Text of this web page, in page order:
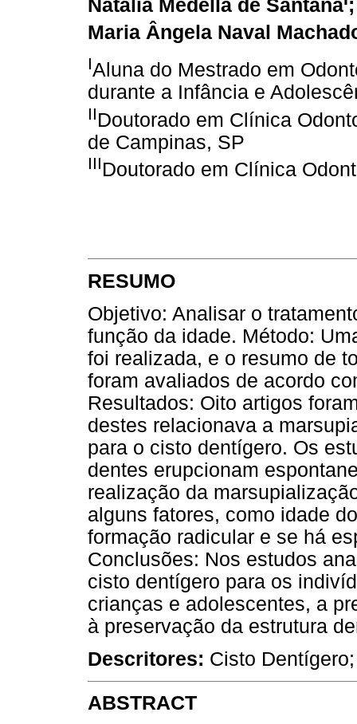
Natália Medella de Santana
Maria Ângela Naval
IAluna do Mestrado em
durante a Infância e
IIDoutorado em Clínica
de Campinas, SP
IIIDoutorado em Clínica
RESUMO
Objetivo: Analisar o
função da idade. Método:
foi realizada, e o resumo de
foram avaliados de acordo
Resultados: Oito artigos
destes relacionava a
para o cisto dentígero. Os
dentes erupcionam
realização da
alguns fatores, como idade
formação radicular e se há
Conclusões: Nos estudos
cisto dentígero para os
crianças e adolescentes, a
à preservação da estrutura
Descritores: Cisto
ABSTRACT